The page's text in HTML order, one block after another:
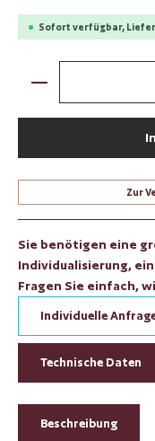
Sofort verfügbar,
Produkt Anzahl:
Zur
Sie benötigen eine
Individualisierung,
Fragen Sie einfach,
Individuelle
Technische Daten
Beschreibung